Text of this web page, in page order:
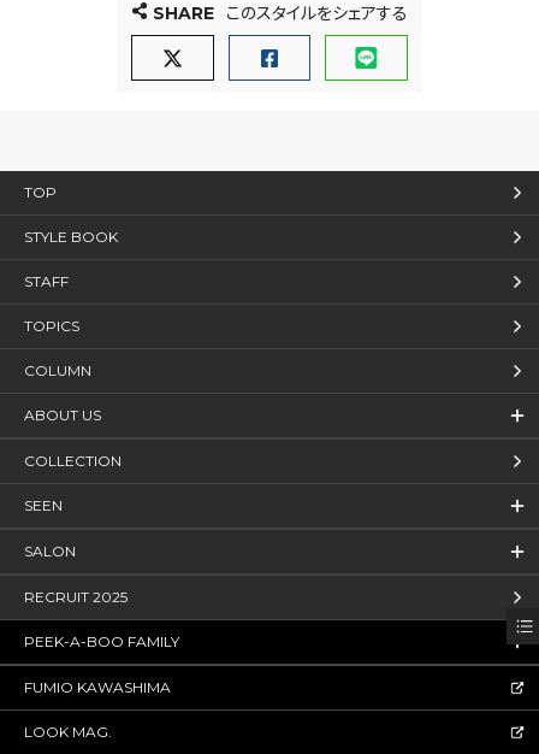
SHARE このスタイルをシェアする
TOP
STYLE BOOK
STAFF
TOPICS
COLUMN
ABOUT US
COLLECTION
SEEN
SALON
RECRUIT 2025
PEEK-A-BOO FAMILY
FUMIO KAWASHIMA
LOOK MAG.